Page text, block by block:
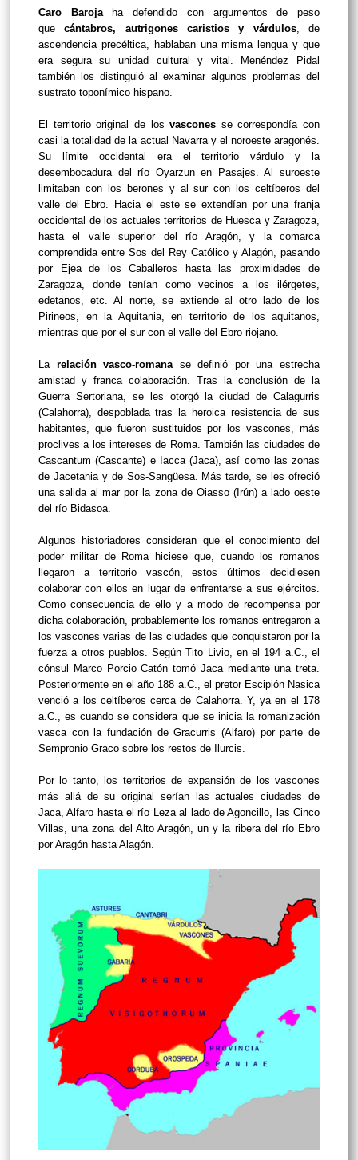
Caro Barojaha defendido con argumentos de peso
quecántabros, autrigones caristios y várdulos, de
ascendencia precéltica, hablaban una misma lengua y que
era segura su unidad cultural y vital. Menéndez Pidal
también los distinguió al examinar algunos problemas del
sustrato toponímico hispano.
El territorio original de losvascones se correspondía con
casi la totalidad de la actual Navarra y el noroeste aragonés.
Su límite occidental era el territorio várdulo y la
desembocadura del río Oyarzun en Pasajes. Al suroeste
limitaban con los berones y al sur con los celtíberos del
valle del Ebro. Hacia el este se extendían por una franja
occidental de los actuales territorios de Huesca y Zaragoza,
hasta el valle superior del río Aragón, y la comarca
comprendida entre Sos del Rey Católico y Alagón, pasando
por Ejea de los Caballeros hasta las proximidades de
Zaragoza, donde tenían como vecinos a los ilérgetes,
edetanos, etc. Al norte, se extiende al otro lado de los
Pirineos, en la Aquitania, en territorio de los aquitanos,
mientras que por el sur con el valle del Ebro riojano.
La relación vasco-romanase definió por una estrecha
amistad y franca colaboración. Tras la conclusión de la
Guerra Sertoriana, se les otorgó la ciudad de Calagurris
(Calahorra), despoblada tras la heroica resistencia de sus
habitantes, que fueron sustituidos por los vascones, más
proclives a los intereses de Roma. También las ciudades de
Cascantum (Cascante) e Iacca (Jaca), así como las zonas
de Jacetania y de Sos-Sangüesa. Más tarde, se les ofreció
una salida al mar por la zona de Oiasso (Irún) a lado oeste
del río Bidasoa.
Algunos historiadores consideran que el conocimiento del
poder militar de Roma hiciese que, cuando los romanos
llegaron a territorio vascón, estos últimos decidiesen
colaborar con ellos en lugar de enfrentarse a sus ejércitos.
Como consecuencia de ello y a modo de recompensa por
dicha colaboración, probablemente los romanos entregaron a
los vascones varias de las ciudades que conquistaron por la
fuerza a otros pueblos. Según Tito Livio, en el 194 a.C., el
cónsul Marco Porcio Catón tomó Jaca mediante una treta.
Posteriormente en el año 188 a.C., el pretor Escipión Nasica
venció a los celtíberos cerca de Calahorra. Y, ya en el 178
a.C., es cuando se considera que se inicia la romanización
vasca con la fundación de Gracurris (Alfaro) por parte de
Sempronio Graco sobre los restos de Ilurcis.
Por lo tanto, los territorios de expansión de los vascones
más allá de su original serían las actuales ciudades de
Jaca, Alfaro hasta el río Leza al lado de Agoncillo, las Cinco
Villas, una zona del Alto Aragón, un y la ribera del río Ebro
por Aragón hasta Alagón.